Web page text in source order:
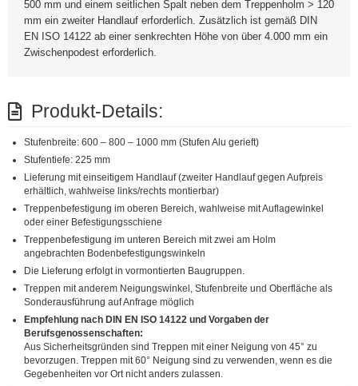
500 mm und einem seitlichen Spalt neben dem Treppenholm > 120
mm ein zweiter Handlauf erforderlich. Zusätzlich ist gemäß DIN
EN ISO 14122 ab einer senkrechten Höhe von über 4.000 mm ein
Zwischenpodest erforderlich.
Produkt-Details:
Stufenbreite: 600 – 800 – 1000 mm (Stufen Alu gerieft)
Stufentiefe: 225 mm
Lieferung mit einseitigem Handlauf (zweiter Handlauf gegen Aufpreis
erhältlich, wahlweise links/rechts montierbar)
Treppenbefestigung im oberen Bereich, wahlweise mit Auflagewinkel
oder einer Befestigungsschiene
Treppenbefestigung im unteren Bereich mit zwei am Holm
angebrachten Bodenbefestigungswinkeln
Die Lieferung erfolgt in vormontierten Baugruppen.
Treppen mit anderem Neigungswinkel, Stufenbreite und Oberfläche als
Sonderausführung auf Anfrage möglich
Empfehlung nach DIN EN ISO 14122 und Vorgaben der
Berufsgenossenschaften:
Aus Sicherheitsgründen sind Treppen mit einer Neigung von 45° zu
bevorzugen. Treppen mit 60° Neigung sind zu verwenden, wenn es die
Gegebenheiten vor Ort nicht anders zulassen.